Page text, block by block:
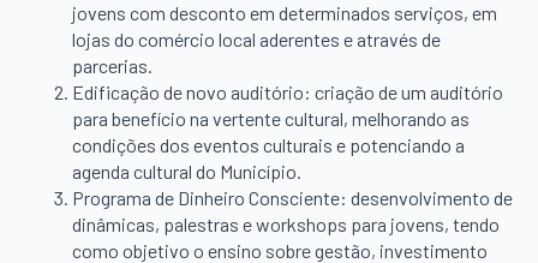
jovens com desconto em determinados serviços, em
lojas do comércio local aderentes e através de
parcerias.
Edificação de novo auditório: criação de um auditório
para benefício na vertente cultural, melhorando as
condições dos eventos culturais e potenciando a
agenda cultural do Município.
Programa de Dinheiro Consciente: desenvolvimento de
dinâmicas, palestras e workshops para jovens, tendo
como objetivo o ensino sobre gestão, investimento